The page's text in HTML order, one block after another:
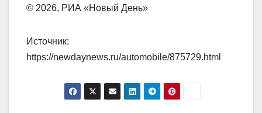
© 2026, РИА «Новый День»
Источник:
https://newdaynews.ru/automobile/875729.html